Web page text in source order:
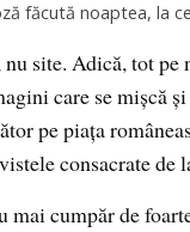
făcută noaptea, la
site. Adică, tot
care se mișcă
pe piața
consacrate de
mai cumpăr de